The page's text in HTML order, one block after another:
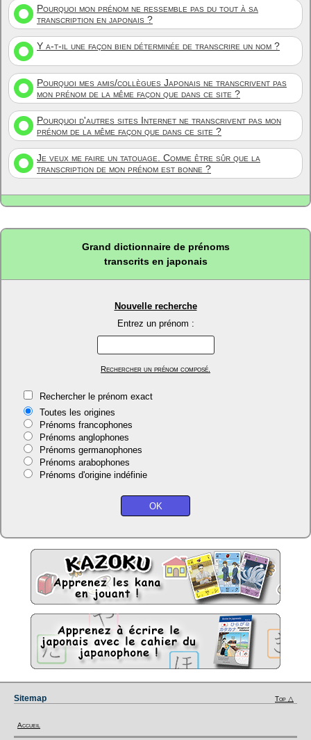
Pourquoi mon prénom ne ressemble pas du tout à sa
transcription en japonais ?
Y a-t-il une façon bien déterminée de transcrire un nom ?
Pourquoi mes amis/collègues Japonais ne transcrivent pas
mon prénom de la même façon que dans ce site ?
Pourquoi d'autres sites Internet ne transcrivent pas mon
prénom de la même façon que dans ce site ?
Je veux me faire un tatouage. Comme être sûr que la
transcription de mon prénom est bonne ?
Grand dictionnaire de prénoms
transcrits en japonais
Nouvelle recherche
Entrez un prénom :
Rechercher un prénom composé.
Rechercher le prénom exact
Toutes les origines
Prénoms francophones
Prénoms anglophones
Prénoms germanophones
Prénoms arabophones
Prénoms d'origine indéfinie
Sitemap Top △
Accueil